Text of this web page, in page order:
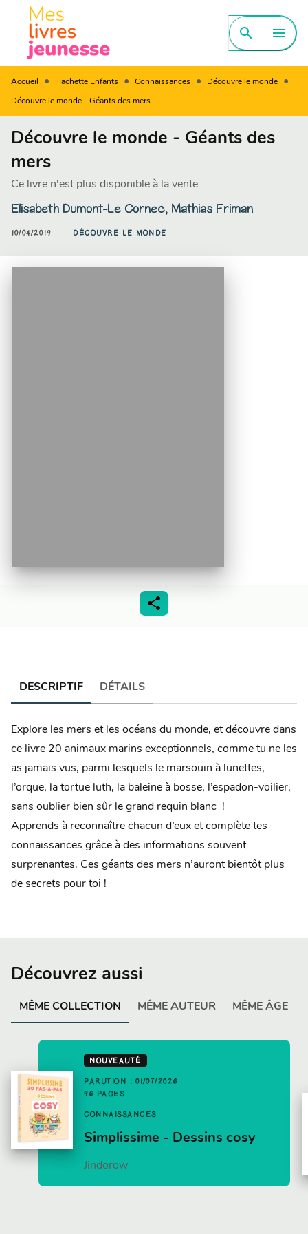
MENU CONTENU
PIED DE PAGE
search menu
Accueil • Hachette Enfants • Connaissances • Découvre le monde •
Découvre le monde - Géants des mers
Découvre le monde - Géants des
mers
Ce livre n'est plus disponible à la vente
Elisabeth Dumont-Le Cornec, Mathias Friman
10/04/2019 DÉCOUVRE LE MONDE
DESCRIPTIF DÉTAILS
Explore les mers et les océans du monde, et découvre dans
ce livre 20 animaux marins exceptionnels, comme tu ne les
as jamais vus, parmi lesquels le marsouin à lunettes,
l’orque, la tortue luth, la baleine à bosse, l’espadon-voilier,
sans oublier bien sûr le grand requin blanc !
Apprends à reconnaître chacun d’eux et complète tes
connaissances grâce à des informations souvent
surprenantes. Ces géants des mers n’auront bientôt plus
de secrets pour toi !
Découvrez aussi
MÊME COLLECTION MÊME AUTEUR MÊME ÂGE
NOUVEAUTÉ
PARUTION : 01/07/2026
96 PAGES
CONNAISSANCES
Simplissime - Dessins cosy
Jindorow